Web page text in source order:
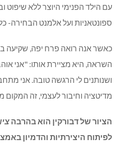
עם הילד הפנימי היוצר ללא שיפוט
ספונטאניות ועל אלמנט הבחירה-
כאשר אנה רואה פרח יפה, שקיעה
השראה, היא מציירת אותו: "אני
ושנותנים לי הרגשה טובה. אני
מדיטציה וחיבור לעצמי, זה המקום
הציור של דבורקין הוא בהרבה
לפיתוח היצירתיות והדמיון